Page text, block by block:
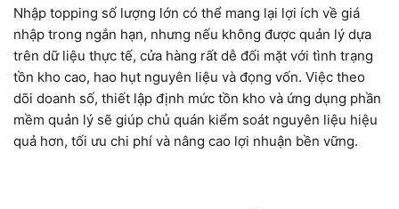
Nhập topping số lượng lớn có thể mang lại lợi ích về giá
nhập trong ngắn hạn, nhưng nếu không được quản lý dựa
trên dữ liệu thực tế, cửa hàng rất dễ đối mặt với tình trạng
tồn kho cao, hao hụt nguyên liệu và đọng vốn. Việc theo
dõi doanh số, thiết lập định mức tồn kho và ứng dụng phần
mềm quản lý sẽ giúp chủ quán kiểm soát nguyên liệu hiệu
quả hơn, tối ưu chi phí và nâng cao lợi nhuận bền vững.